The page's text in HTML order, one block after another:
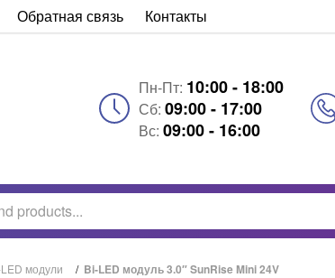
Обратная связь Контакты
Пн-Пт: 10:00 - 18:00
Сб: 09:00 - 17:00
Вс: 09:00 - 16:00
модули / Bi-LED модуль 3.0″ SunRise Mini 24V